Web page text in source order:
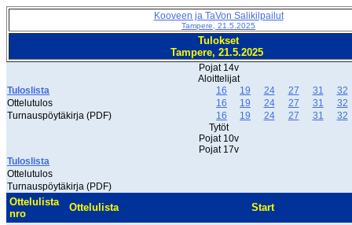
Kooveen ja TaVon Salikilpailut
Tampere, 21.5.2025
Tulokset
Tampere, 21.5.2025
Pojat 14v
Aloittelijat
Tuloslista
16 19 24 27 31
32
Ottelutulos
16 19 24 27 31
32
Turnauspöytäkirja (PDF)
16 19 24 27 31
32
Tytöt
Pojat 10v
Pojat 17v
Tuloslista
Ottelutulos
Turnauspöytäkirja (PDF)
Ottelulista
nro
Ottelulista Start